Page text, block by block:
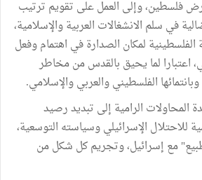
فلسطين، وإلى العمل على تقويم ترتيب
في سلم الانشغالات العربية والإسلامية،
لمكان الصدارة في اهتمام وفعل
اعتبارا لما يحيق بالقدس من مخاطر
الفلسطيني والعربي والإسلامي.
المحاولات الرامية إلى تبديد رصيد
للاحتلال الإسرائيلي وسياسته التوسعية،
مع إسرائيل، وتجريم كل شكل من